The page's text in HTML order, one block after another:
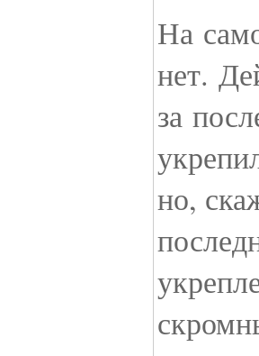
На
нет.
за
но,